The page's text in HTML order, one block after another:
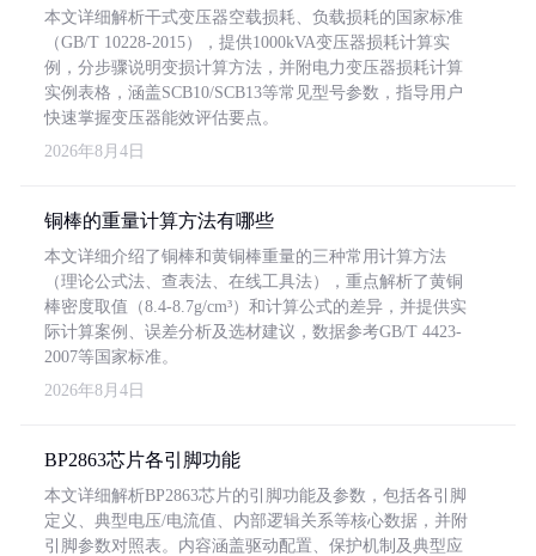
本文详细解析干式变压器空载损耗、负载损耗的国家标准
（GB/T 10228-2015），提供1000kVA变压器损耗计算实
例，分步骤说明变损计算方法，并附电力变压器损耗计算
实例表格，涵盖SCB10/SCB13等常见型号参数，指导用户
快速掌握变压器能效评估要点。
2026年8月4日
铜棒的重量计算方法有哪些
本文详细介绍了铜棒和黄铜棒重量的三种常用计算方法
（理论公式法、查表法、在线工具法），重点解析了黄铜
棒密度取值（8.4-8.7g/cm³）和计算公式的差异，并提供实
际计算案例、误差分析及选材建议，数据参考GB/T 4423-
2007等国家标准。
2026年8月4日
BP2863芯片各引脚功能
本文详细解析BP2863芯片的引脚功能及参数，包括各引脚
定义、典型电压/电流值、内部逻辑关系等核心数据，并附
引脚参数对照表。内容涵盖驱动配置、保护机制及典型应